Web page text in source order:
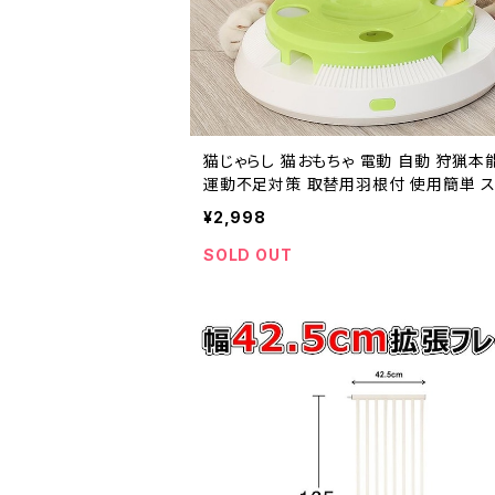
猫じゃらし 猫おもちゃ 電動 自動 狩猟本
運動不足対策 取替用羽根付 使用簡単 ス
ス解消 グリーン 日本語取扱説明書付
¥2,998
SOLD OUT